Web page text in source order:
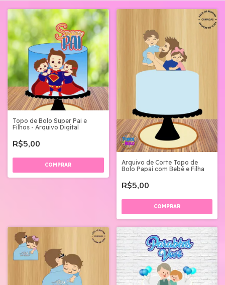
Topo de Bolo Super Pai e
Filhos - Arquivo Digital
R$5,00
Arquivo de Corte Topo de
Bolo Papai com Bebê e Filha
R$5,00